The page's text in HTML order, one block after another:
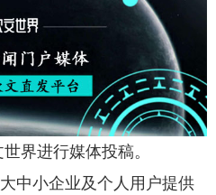
进行媒体投稿。
小企业及个人用户提供